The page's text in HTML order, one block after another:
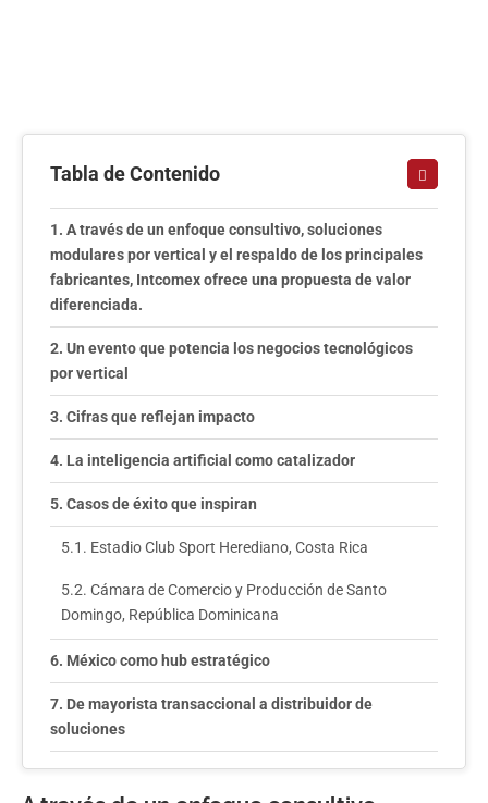
Tabla de Contenido
A través de un enfoque consultivo, soluciones
modulares por vertical y el respaldo de los principales
fabricantes, Intcomex ofrece una propuesta de valor
diferenciada.
Un evento que potencia los negocios tecnológicos
por vertical
Cifras que reflejan impacto
La inteligencia artificial como catalizador
Casos de éxito que inspiran
Estadio Club Sport Herediano, Costa Rica
Cámara de Comercio y Producción de Santo
Domingo, República Dominicana
México como hub estratégico
De mayorista transaccional a distribuidor de
soluciones
Una red con presencia regional